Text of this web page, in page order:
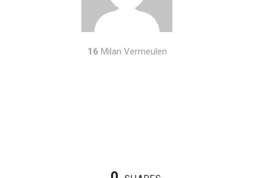
16 Milan Vermeulen